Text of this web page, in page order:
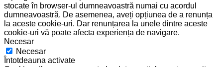
stocate în browser-ul dumneavoastră numai cu acordul
dumneavoastră. De asemenea, aveți opțiunea de a renunța
la aceste cookie-uri. Dar renunțarea la unele dintre aceste
cookie-uri vă poate afecta experiența de navigare.
Necesar
Necesar
Întotdeauna activate